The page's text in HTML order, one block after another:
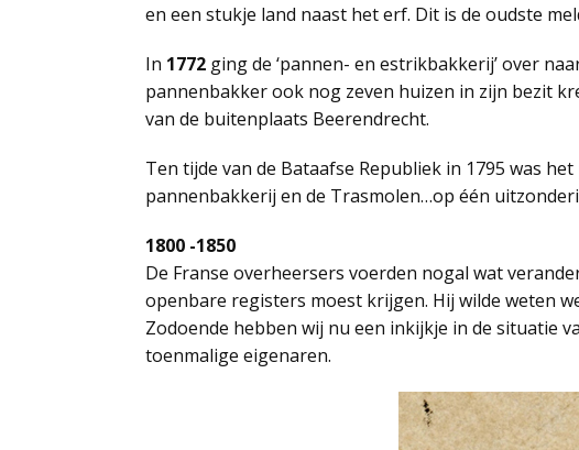
en een stukje land naast het erf. Dit is de oudste
In 1772 ging de ‘pannen- en estrikbakkerij’ over
pannenbakker ook nog zeven huizen in zijn bezit
van de buitenplaats Beerendrecht.
Ten tijde van de Bataafse Republiek in 1795 was
pannenbakkerij en de Trasmolen…op één
1800 -1850
De Franse overheersers voerden nogal wat
openbare registers moest krijgen. Hij wilde weten
Zodoende hebben wij nu een inkijkje in de situatie
toenmalige eigenaren.